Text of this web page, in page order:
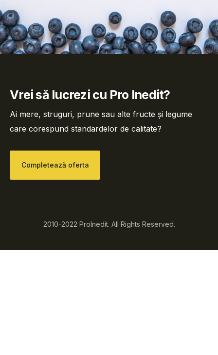
Vrei să lucrezi cu Pro Inedit?
Ai mere, struguri, prune sau alte fructe și legume
care corespund standardelor de calitate?
Completează oferta
2010-2022 ProInedit. All Rights Reserved.